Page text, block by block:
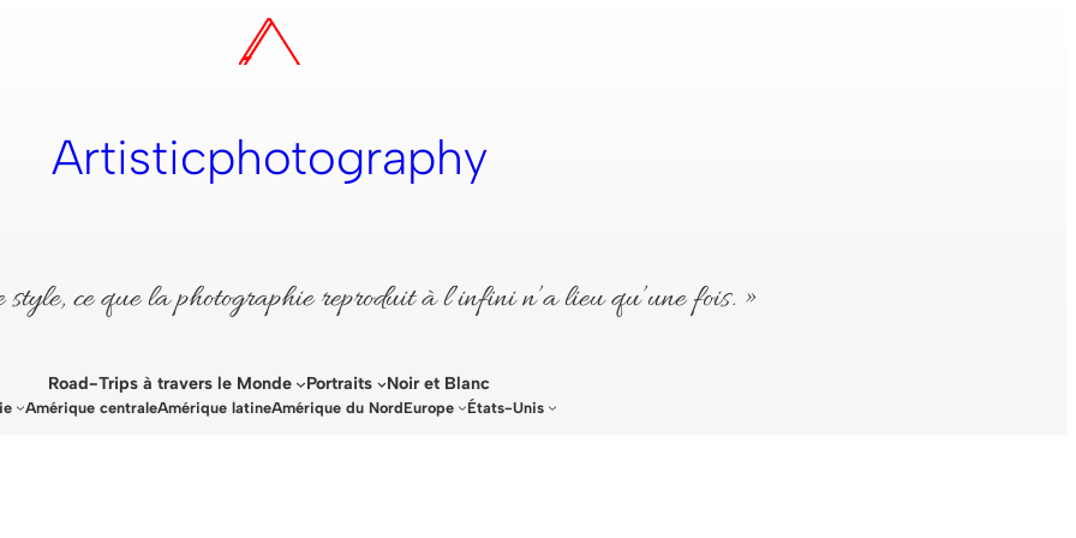
Artisticphotography
ce que la photographie reproduit à l’infini n’a lieu qu’une fois. »
Road-Trips à travers le Monde Portraits Noir et Blanc
Amérique centraleAmérique latineAmérique du NordEurope États-Unis